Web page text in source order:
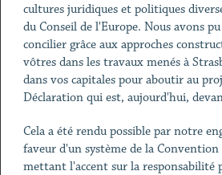
cultures juridiques et politiques
du Conseil de l'Europe. Nous avons
concilier grâce aux approches
vôtres dans les travaux menés à
dans vos capitales pour aboutir au
Déclaration qui est, aujourd'hui,
Cela a été rendu possible par notre
faveur d'un système de la Convention
mettant l'accent sur la responsabilité